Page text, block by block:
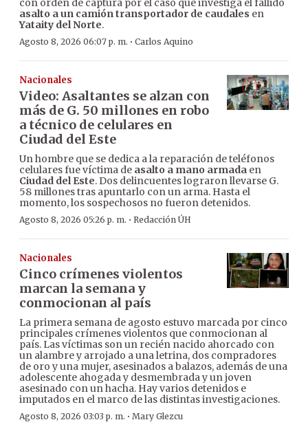
con orden de captura por el caso que investiga el fallido
asalto a un camión transportador de caudales en
Yataity del Norte.
Agosto 8, 2026 06:07 p. m. · Carlos Aquino
Nacionales
Video: Asaltantes se alzan con
más de G. 50 millones en robo
a técnico de celulares en
Ciudad del Este
Un hombre que se dedica a la reparación de teléfonos
celulares fue víctima de asalto a mano armada en
Ciudad del Este. Dos delincuentes lograron llevarse G.
58 millones tras apuntarlo con un arma. Hasta el
momento, los sospechosos no fueron detenidos.
Agosto 8, 2026 05:26 p. m. · Redacción ÚH
Nacionales
Cinco crímenes violentos
marcan la semana y
conmocionan al país
La primera semana de agosto estuvo marcada por cinco
principales crímenes violentos que conmocionan al
país. Las víctimas son un recién nacido ahorcado con
un alambre y arrojado a una letrina, dos compradores
de oro y una mujer, asesinados a balazos, además de una
adolescente ahogada y desmembrada y un joven
asesinado con un hacha. Hay varios detenidos e
imputados en el marco de las distintas investigaciones.
Agosto 8, 2026 03:03 p. m. · Mary Glezcu